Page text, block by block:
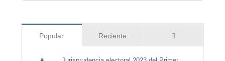
Popular Reciente